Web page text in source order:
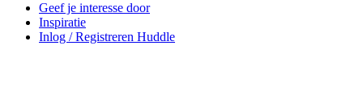
Geef je interesse door
Inspiratie
Inlog / Registreren Huddle